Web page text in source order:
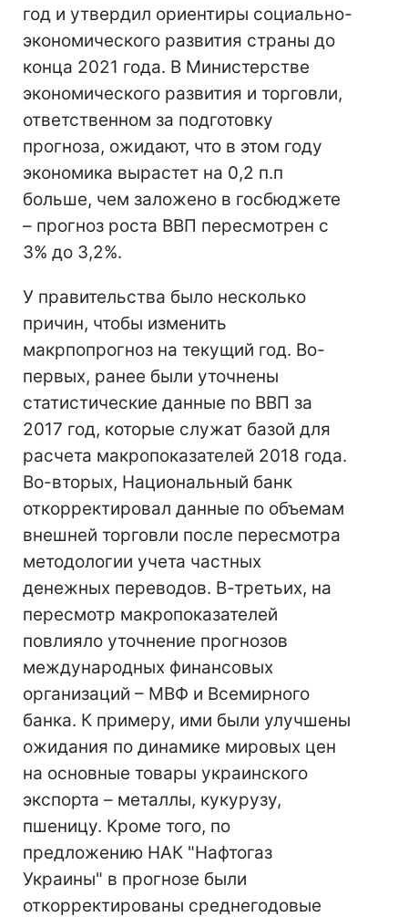
год и утвердил ориентиры социально-
экономического развития страны до
конца 2021 года. В Министерстве
экономического развития и торговли,
ответственном за подготовку
прогноза, ожидают, что в этом году
экономика вырастет на 0,2 п.п
больше, чем заложено в госбюджете
– прогноз роста ВВП пересмотрен с
3% до 3,2%.
У правительства было несколько
причин, чтобы изменить
макрпопрогноз на текущий год. Во-
первых, ранее были уточнены
статистические данные по ВВП за
2017 год, которые служат базой для
расчета макропоказателей 2018 года.
Во-вторых, Национальный банк
откорректировал данные по объемам
внешней торговли после пересмотра
методологии учета частных
денежных переводов. В-третьих, на
пересмотр макропоказателей
повлияло уточнение прогнозов
международных финансовых
организаций – МВФ и Всемирного
банка. К примеру, ими были улучшены
ожидания по динамике мировых цен
на основные товары украинского
экспорта – металлы, кукурузу,
пшеницу. Кроме того, по
предложению НАК "Нафтогаз
Украины" в прогнозе были
откорректированы среднегодовые